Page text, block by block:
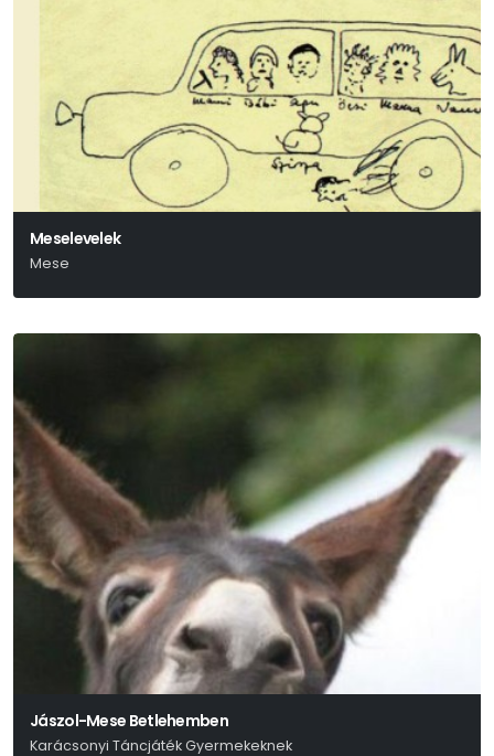
Meselevelek
Mese
Jászol-Mese Betlehemben
Karácsonyi Táncjáték Gyermekeknek